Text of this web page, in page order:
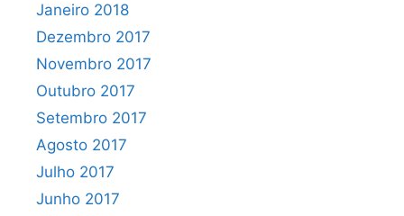
Janeiro 2018
Dezembro 2017
Novembro 2017
Outubro 2017
Setembro 2017
Agosto 2017
Julho 2017
Junho 2017